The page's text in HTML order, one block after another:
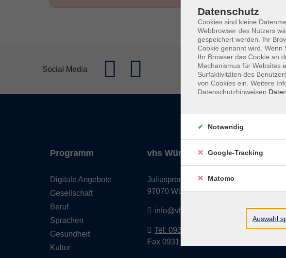
Social Media
Programm
Digitale Angebote
Gesellschaft
Beruf
Sprachen
Gesundheit
Kultur
vhs Würzburg & Umgebung e. V.
Juliuspromenade 68
97070 Würzburg
info@vhs-wuerzburg.de
Tel: 0931 35593 0
Fax 0931 35593-20
Datenschutz
Cookies sind kleine
Webbrowser des Nutzers
gespeichert werden. Ihr
Cookie genannt wird. Wenn
Ihr Browser das Cookie an
Mechanismus für Websites
Surfaktivitäten des
von Cookies ein. Weitere
Datenschutzhinweisen.
Notwendig
Google-Tracking
Matomo
Auswahl